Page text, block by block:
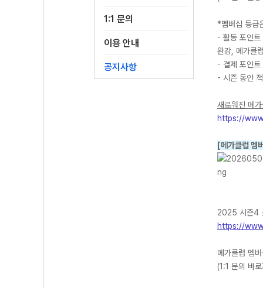
1:1 문의
이용 안내
공지사항
*멤버십 등급
- 활동 포인트
완강, 메가클
- 결제 포인
- 시즌 동안
새로워진 메
https://
[메가클럽 멤
2025 시즌4
https://
메가클럽 멤
(1:1 문의 바